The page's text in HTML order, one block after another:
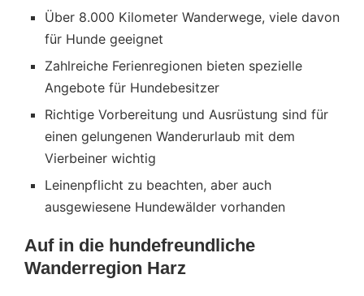
Über 8.000 Kilometer Wanderwege, viele davon
für Hunde geeignet
Zahlreiche Ferienregionen bieten spezielle
Angebote für Hundebesitzer
Richtige Vorbereitung und Ausrüstung sind für
einen gelungenen Wanderurlaub mit dem
Vierbeiner wichtig
Leinenpflicht zu beachten, aber auch
ausgewiesene Hundewälder vorhanden
Auf in die hundefreundliche
Wanderregion Harz